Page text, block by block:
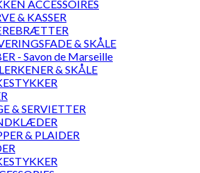
ACCESSOIRES
& KASSER
& SKÅLE
- Savon de Marseille
& SKÅLE
& SERVIETTER
& PLAIDER